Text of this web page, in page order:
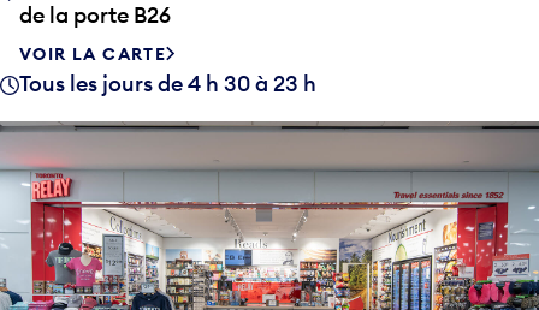
de la porte B26
VOIR LA CARTE
Tous les jours de 4 h 30 à 23 h